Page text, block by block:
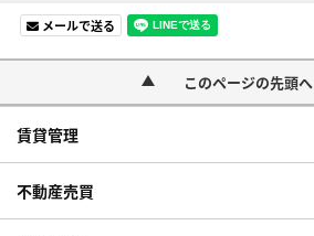
メールで送る
このページの先頭へ
賃貸管理
不動産売買